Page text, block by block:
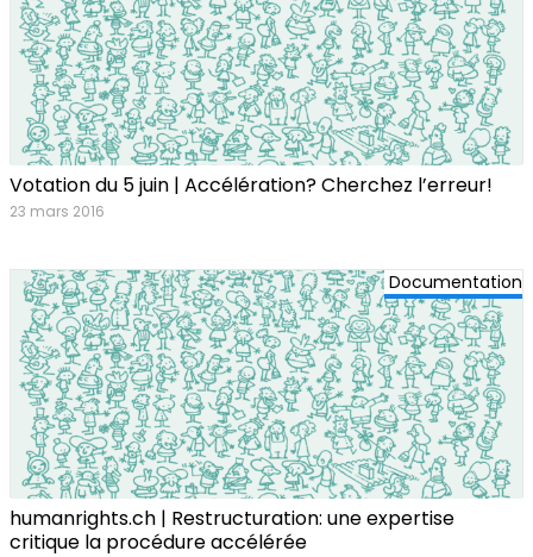
Votation du 5 juin | Accélération? Cherchez l’erreur!
23 mars 2016
Documentation
humanrights.ch | Restructuration: une expertise
critique la procédure accélérée